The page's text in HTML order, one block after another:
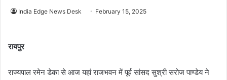
India Edge News Desk February 15, 2025
रायपुर
राज्यपाल रमेन डेका से आज यहां राजभवन में पूर्व सांसद सुश्री सरोज पाण्डेय ने